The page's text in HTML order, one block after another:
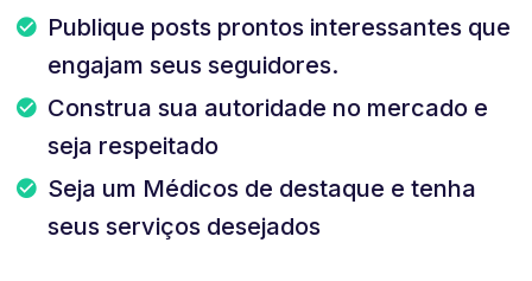
Publique posts prontos interessantes que
engajam seus seguidores.
Construa sua autoridade no mercado e
seja respeitado
Seja um Médicos de destaque e tenha
seus serviços desejados